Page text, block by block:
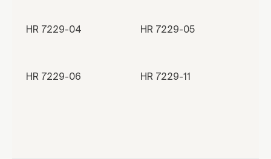
HR 7229-04 HR 7229-05
HR 7229-06 HR 7229-11